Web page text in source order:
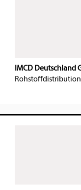
IMCD Deutschland
Rohstoffdistribution